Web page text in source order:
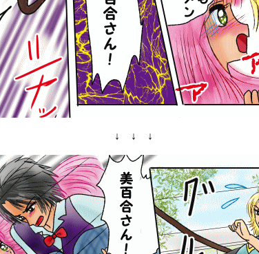
↓ ↓ ↓